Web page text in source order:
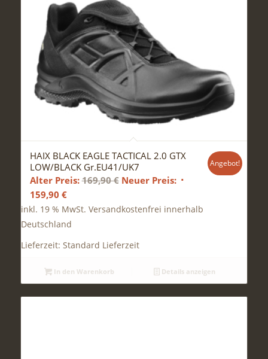
HAIX BLACK EAGLE TACTICAL 2.0 GTX
LOW/BLACK Gr.EU41/UK7
Alter Preis: 169,90€ Ursprünglicher
war:
Neuer Preis:
159,90 €Aktueller
Preis
ist:
Angebot!
inkl. 19 % MwSt. Versandkostenfrei innerhalb
Deutschland
Lieferzeit: Standard Lieferzeit
In den Warenkorb Details anzeigen